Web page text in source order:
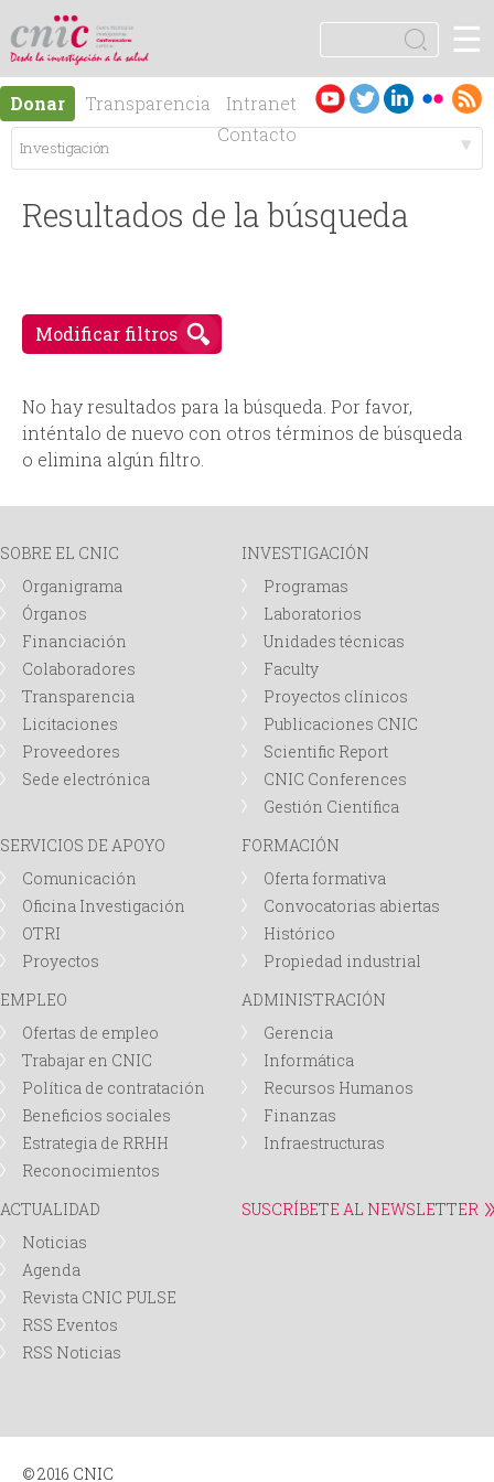
logotipo
En
gli
sh
Es
pa
ño
F
o
r
m
r
i
o
d
e
b
ú
s
q
u
e
d
a
u
s
c
r
Donar Transparencia
Intranet
Contacto
☰
M
e
p
r
i
n
c
p
a
Resultados de la búsqueda
Modificar filtros
No hay resultados para la búsqueda. Por favor,
inténtalo de nuevo con otros términos de búsqueda
o elimina algún filtro.
SOBRE EL CNIC
Organigrama
Órganos
Financiación
Colaboradores
Transparencia
Licitaciones
Proveedores
Sede electrónica
INVESTIGACIÓN
Programas
Laboratorios
Unidades técnicas
Faculty
Proyectos clínicos
Publicaciones CNIC
Scientific Report
CNIC Conferences
Gestión Científica
SERVICIOS DE APOYO
Comunicación
Oficina Investigación
OTRI
Proyectos
FORMACIÓN
Oferta formativa
Convocatorias abiertas
Histórico
Propiedad industrial
EMPLEO
Ofertas de empleo
Trabajar en CNIC
Política de contratación
Beneficios sociales
Estrategia de RRHH
Reconocimientos
ADMINISTRACIÓN
Gerencia
Informática
Recursos Humanos
Finanzas
Infraestructuras
ACTUALIDAD
Noticias
Agenda
Revista CNIC PULSE
RSS Eventos
RSS Noticias
SUSCRÍBETE AL NEWSLETTER
© 2016 CNIC